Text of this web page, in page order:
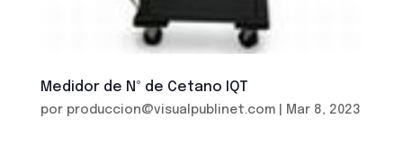
Medidor de Nº de Cetano IQT
por produccion@visualpublinet.com| Mar 8, 2023